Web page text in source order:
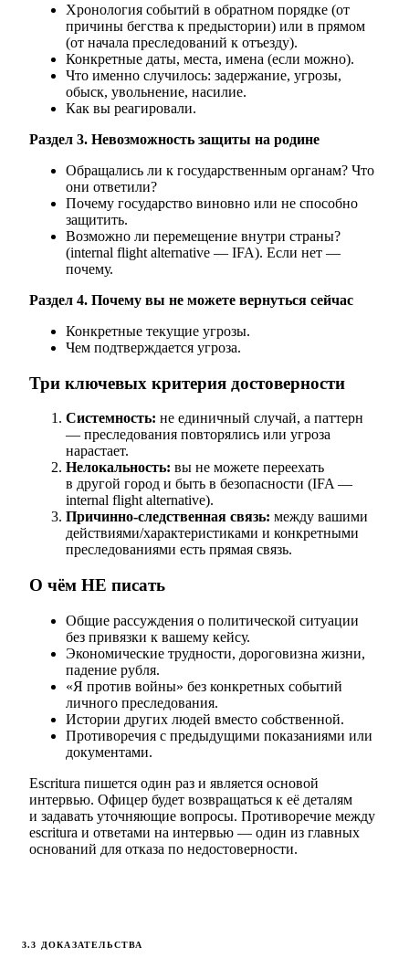
Хронология событий в обратном порядке (от
причины бегства к предыстории) или в прямом
(от начала преследований к отъезду).
Конкретные даты, места, имена (если можно).
Что именно случилось: задержание, угрозы,
обыск, увольнение, насилие.
Как вы реагировали.
Раздел 3. Невозможность защиты на родине
Обращались ли к государственным органам? Что
они ответили?
Почему государство виновно или не способно
защитить.
Возможно ли перемещение внутри страны?
(internal flight alternative — IFA). Если нет —
почему.
Раздел 4. Почему вы не можете вернуться сейчас
Конкретные текущие угрозы.
Чем подтверждается угроза.
Три ключевых критерия достоверности
Системность: не единичный случай, а паттерн
— преследования повторялись или угроза
нарастает.
Нелокальность: вы не можете переехать
в другой город и быть в безопасности (IFA —
internal flight alternative).
Причинно-следственная связь: между вашими
действиями/характеристиками и конкретными
преследованиями есть прямая связь.
О чём НЕ писать
Общие рассуждения о политической ситуации
без привязки к вашему кейсу.
Экономические трудности, дороговизна жизни,
падение рубля.
«Я против войны» без конкретных событий
личного преследования.
Истории других людей вместо собственной.
Противоречия с предыдущими показаниями или
документами.
Escritura пишется один раз и является основой
интервью. Офицер будет возвращаться к её деталям
и задавать уточняющие вопросы. Противоречие между
escritura и ответами на интервью — один из главных
оснований для отказа по недостоверности.
3.3 ДОКАЗАТЕЛЬСТВА